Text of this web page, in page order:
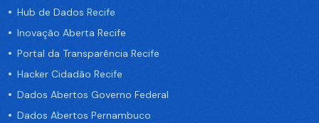
Hub de Dados Recife
Inovação Aberta Recife
Portal da Transparência Recife
Hacker Cidadão Recife
Dados Abertos Governo Federal
Dados Abertos Pernambuco